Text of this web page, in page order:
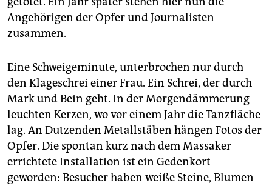
Angehörigen der Opfer und Journalisten
zusammen.
Eine Schweigeminute, unterbrochen nur durch
den Klageschrei einer Frau. Ein Schrei, der durch
Mark und Bein geht. In der Morgendämmerung
leuchten Kerzen, wo vor einem Jahr die Tanzfläche
lag. An Dutzenden Metallstäben hängen Fotos der
Opfer. Die spontan kurz nach dem Massaker
errichtete Installation ist ein Gedenkort
geworden: Besucher haben weiße Steine, Blumen